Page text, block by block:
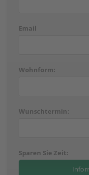
Email
Wohnform:
Wunschtermin:
Sparen Sie Zeit: